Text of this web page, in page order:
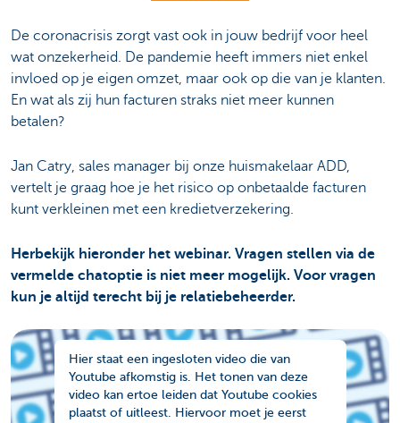
De coronacrisis zorgt vast ook in jouw bedrijf voor heel
wat onzekerheid. De pandemie heeft immers niet enkel
invloed op je eigen omzet, maar ook op die van je klanten.
En wat als zij hun facturen straks niet meer kunnen
betalen?
Jan Catry, sales manager bij onze huismakelaar ADD,
vertelt je graag hoe je het risico op onbetaalde facturen
kunt verkleinen met een kredietverzekering.
Herbekijk hieronder het webinar. Vragen stellen via de
vermelde chatoptie is niet meer mogelijk. Voor vragen
kun je altijd terecht bij je relatiebeheerder.
Hier staat een ingesloten video die van
Youtube afkomstig is. Het tonen van deze
video kan ertoe leiden dat Youtube cookies
plaatst of uitleest. Hiervoor moet je eerst